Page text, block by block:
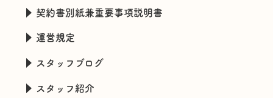
契約書別紙兼重要事項説明書
運営規定
スタッフブログ
スタッフ紹介